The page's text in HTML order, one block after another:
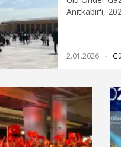
çalışması,
tamamıyla
bütün
şeyin bittiği
dönemine
Anıtkabir'i,
2.01.2026